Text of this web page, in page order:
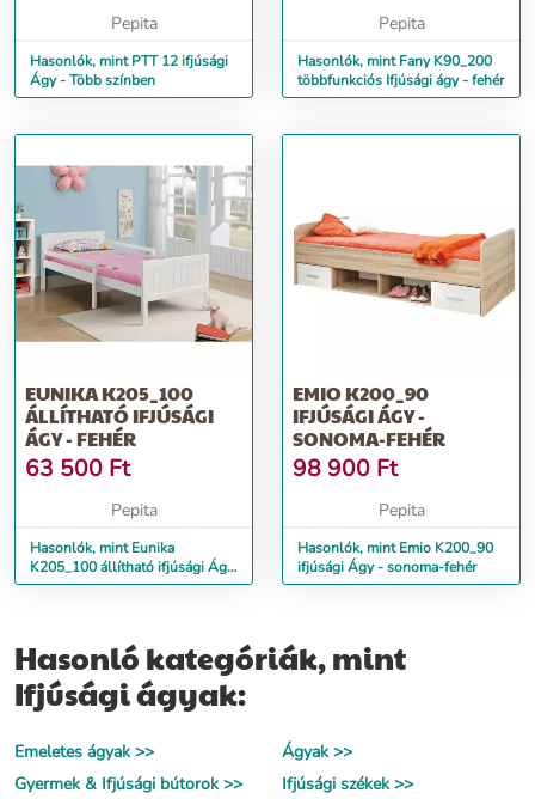
Pepita
Hasonlók, mint PTT 12 ifjúsági
Ágy - Több színben
Pepita
Hasonlók, mint Fany K90_200
többfunkciós Ifjúsági ágy - fehér
EUNIKA K205_100
ÁLLÍTHATÓ IFJÚSÁGI
ÁGY - FEHÉR
63 500 Ft
Pepita
Hasonlók, mint Eunika
K205_100 állítható ifjúsági Ágy
- fehér
EMIO K200_90
IFJÚSÁGI ÁGY -
SONOMA-FEHÉR
98 900 Ft
Pepita
Hasonlók, mint Emio K200_90
ifjúsági Ágy - sonoma-fehér
Hasonló kategóriák, mint
Ifjúsági ágyak:
Emeletes ágyak >>
Ágyak >>
Gyermek & Ifjúsági bútorok >>
Ifjúsági székek >>